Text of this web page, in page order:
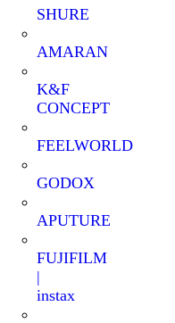
SHURE
AMARAN
K&F
CONCEPT
FEELWORLD
GODOX
APUTURE
FUJIFILM
|
instax